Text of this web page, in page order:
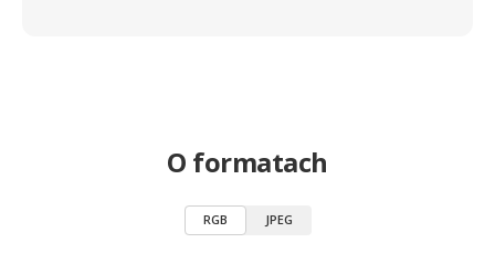
O formatach
RGB JPEG